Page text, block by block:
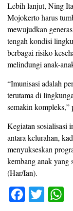
Lebih lanjut, Ning
Mojokerto harus
mewujudkan
tengah kondisi
berbagai risiko
melindungi anak-
“Imunisasi adalah
terutama di
semakin kompleks,”
Kegiatan sosialisasi
antara kelurahan,
menyukseskan
kembang anak yang
(Har/Ian).
F
T